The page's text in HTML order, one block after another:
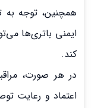
همچنین، توجه به
ایمنی باتری‌ها
کند.
در هر صورت،
اعتماد و رعایت